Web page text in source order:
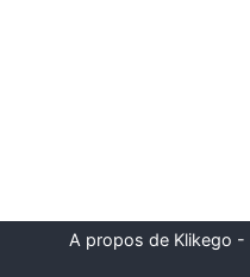
A propos de Klikego -